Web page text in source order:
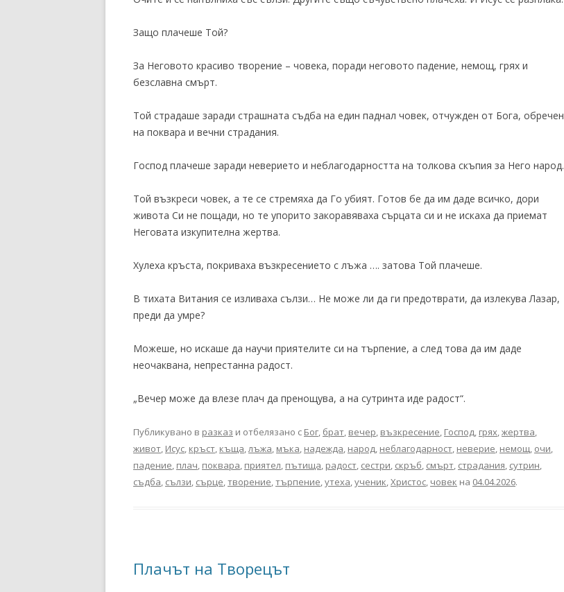
Защо плачеше Той?
За Неговото красиво творение – човека, поради неговото падение, немощ, грях и
безславна смърт.
Той страдаше заради страшната съдба на един паднал човек, отчужден от Бога, обречен
на поквара и вечни страдания.
Господ плачеше заради неверието и неблагодарността на толкова скъпия за Него народ.
Той възкреси човек, а те се стремяха да Го убият. Готов бе да им даде всичко, дори
живота Си не пощади, но те упорито закоравяваха сърцата си и не искаха да приемат
Неговата изкупителна жертва.
Хулеха кръста, покриваха възкресението с лъжа …. затова Той плачеше.
В тихата Витания се изливаха сълзи… Не може ли да ги предотврати, да излекува Лазар,
преди да умре?
Можеше, но искаше да научи приятелите си на търпение, а след това да им даде
неочаквана, непрестанна радост.
„Вечер може да влезе плач да пренощува, а на сутринта иде радост“.
Публикувано в разказ и отбелязано с Бог, брат, вечер, възкресение, Господ, грях,жертва,
живот, Исус, кръст, къща,лъжа, мъка, надежда, народ, неблагодарност, неверие, немощ, очи,
падение, плач, поквара, приятел, пътища, радост, сестри, скръб, смърт, страдания, сутрин,
съдба, сълзи, сърце,творение,търпение,утеха,ученик,Христос, човек на 04.04.2026.
Плачът на Творецът